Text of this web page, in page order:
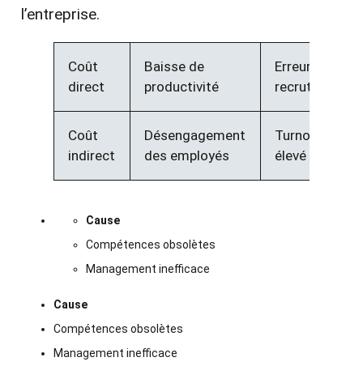
l’entreprise.
Coût
direct
Baisse de
productivité
Erreur de
recrutement
Coût
indirect
Désengagement
des employés
Turnover
élevé
Cause
Compétences obsolètes
Management inefficace
Cause
Compétences obsolètes
Management inefficace